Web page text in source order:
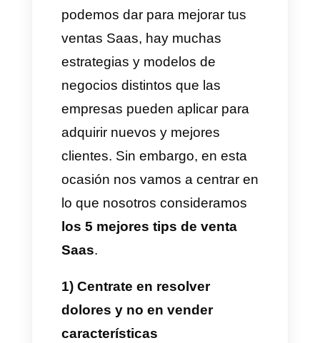
se encuentran altamente
capacitados y por
consecuencia, se necesitan
vendedores que se encuentren
especializados en el uso y
entendimiento de la
herramienta que se vende,
además de tener fuertes